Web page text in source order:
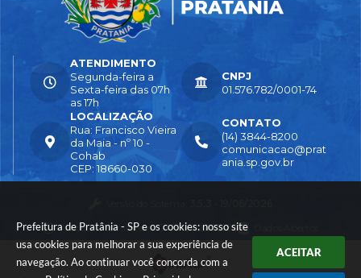
Prefeitura de Pratânia - SP e os cookies: nosso site
usa cookies para melhorar a sua experiência de
navegação. Ao continuar você concorda com a
ACEITAR
LOCALIZAÇÃO
Rua: Francisco Vieira
da Maia - nº 10 -
Cohab
CEP: 18660-030
CONTATO
(14) 3844-8200
comunicacao@prat
ania.sp.gov.br
ATENDIMENTO
Segunda-feira a
Sexta-feira das 07h
as 17h
CNPJ
01.576.782/0001-74
Portal atualizado em:04/08/2026 16:55